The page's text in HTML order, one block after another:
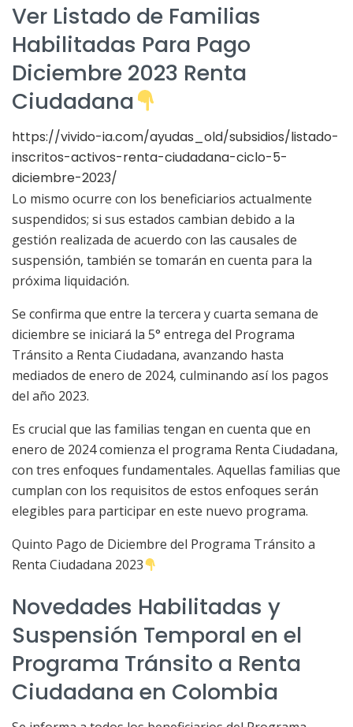
Ver Listado de Familias
Habilitadas Para Pago
Diciembre 2023 Renta
Ciudadana
https://vivido-ia.com/ayudas_old/subsidios/listado-
inscritos-activos-renta-ciudadana-ciclo-5-
diciembre-2023/
Lo mismo ocurre con los beneficiarios actualmente
suspendidos; si sus estados cambian debido a la
gestión realizada de acuerdo con las causales de
suspensión, también se tomarán en cuenta para la
próxima liquidación.
Se confirma que entre la tercera y cuarta semana de
diciembre se iniciará la 5° entrega del Programa
Tránsito a Renta Ciudadana, avanzando hasta
mediados de enero de 2024, culminando así los pagos
del año 2023.
Es crucial que las familias tengan en cuenta que en
enero de 2024 comienza el programa Renta Ciudadana,
con tres enfoques fundamentales. Aquellas familias que
cumplan con los requisitos de estos enfoques serán
elegibles para participar en este nuevo programa.
Quinto Pago de Diciembre del Programa Tránsito a
Renta Ciudadana 2023
Novedades Habilitadas y
Suspensión Temporal en el
Programa Tránsito a Renta
Ciudadana en Colombia